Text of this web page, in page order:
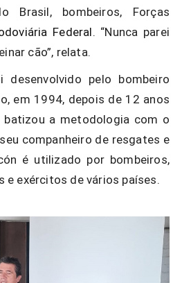
Brasil, bombeiros, Forças
Federal. “Nunca parei
cão”, relata.
desenvolvido pelo bombeiro
, em 1994, depois de 12 anos
batizou a metodologia com o
companheiro de resgates e
é utilizado por bombeiros,
e exércitos de vários países.